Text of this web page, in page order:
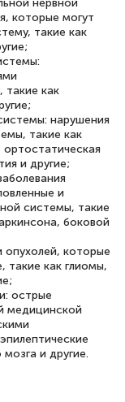
нервной
которые могут
такие как
такие как
нарушения
такие как
и другие;
и
системы, такие
боковой
опухолей, которые
такие как глиомы,
острые
медицинской
и другие.